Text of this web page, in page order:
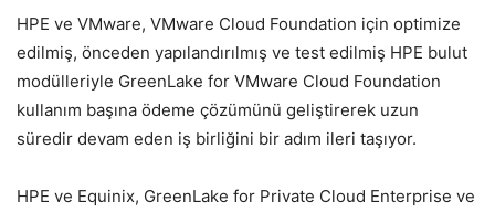
HPE ve VMware, VMware Cloud Foundation için optimize
edilmiş, önceden yapılandırılmış ve test edilmiş HPE bulut
modülleriyle GreenLake for VMware Cloud Foundation
kullanım başına ödeme çözümünü geliştirerek uzun
süredir devam eden iş birliğini bir adım ileri taşıyor.
HPE ve Equinix, GreenLake for Private Cloud Enterprise ve